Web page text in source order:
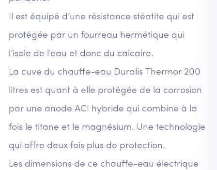
Il est équipé d’une résistance stéatite qui est
protégée par un fourreau hermétique qui
l’isole de l’eau et donc du calcaire.
La cuve du chauffe-eau Duralis Thermor 200
litres est quant à elle protégée de la corrosion
par une anode ACI hybride qui combine à la
fois le titane et le magnésium. Une technologie
qui offre deux fois plus de protection.
Les dimensions de ce chauffe-eau électrique